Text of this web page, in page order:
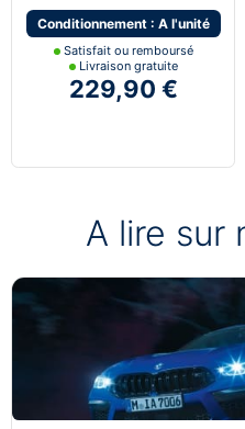
Conditionnement : A l'unité
Satisfait ou remboursé
Livraison gratuite
229,90 €
A lire sur